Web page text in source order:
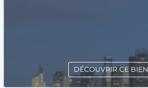
DÉCOUVRIR CE BIEN